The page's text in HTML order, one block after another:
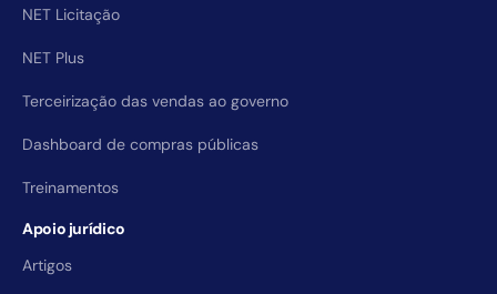
NET Licitação
NET Plus
Terceirização das vendas ao governo
Dashboard de compras públicas
Treinamentos
Apoio jurídico
Artigos